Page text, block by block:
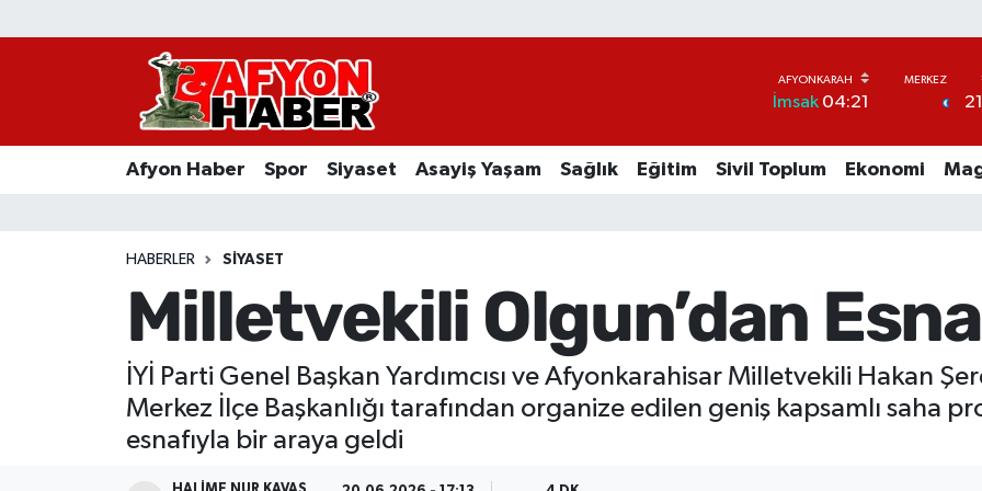
İmsak04:21 21
Afyon Haber Spor Siyaset Asayiş Yaşam Sağlık Eğitim Sivil Toplum Ekonomi
HABERLER SIYASET
Milletvekili Olgun’dan
İYİ Parti Genel Başkan Yardımcısı ve Afyonkarahisar Milletvekili Hakan
Merkez İlçe Başkanlığı tarafından organize edilen geniş kapsamlı saha
esnafıyla bir araya geldi
Afyon Haber
Asayiş Yaşam
Sivil Toplum